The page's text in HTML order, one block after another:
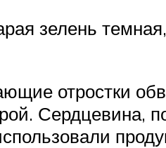
зелень
отростки
Сердцевина,